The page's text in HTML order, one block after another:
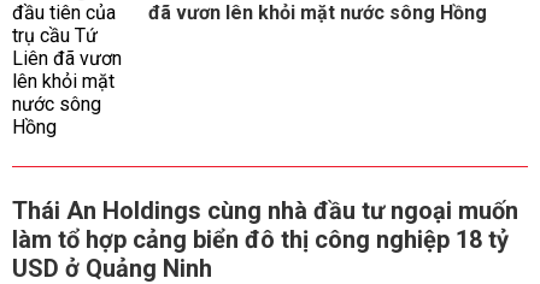
đã vươn lên khỏi mặt nước sông Hồng
Thái An Holdings cùng nhà đầu tư ngoại muốn
làm tổ hợp cảng biển đô thị công nghiệp 18 tỷ
USD ở Quảng Ninh